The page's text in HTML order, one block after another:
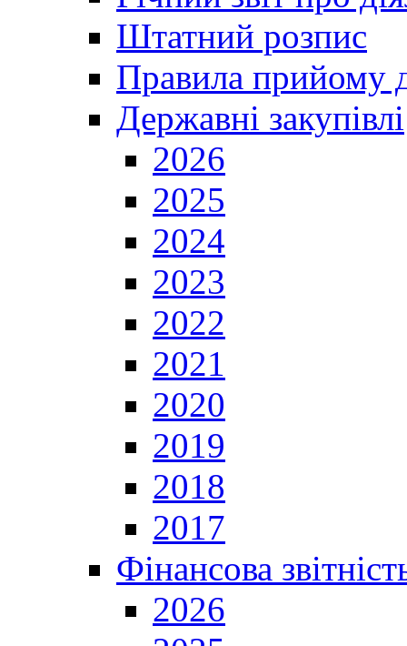
Штатний розпис
Правила прийому
Державні закупівлі
2026
2025
2024
2023
2022
2021
2020
2019
2018
2017
Фінансова
2026